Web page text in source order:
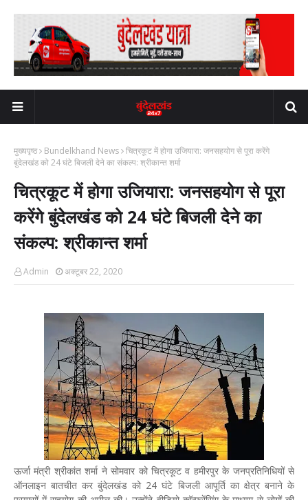
मुख्यपृष्ठ Bundelkhand News चित्रकूट में होगा उजियारा: जनसहयोग से पूरा करेंगे
बुंदेलखंड को 24 घंटे बिजली देने का संकल्प: श्रीकान्त शर्मा
चित्रकूट में होगा उजियारा: जनसहयोग से पूरा
करेंगे बुंदेलखंड को 24 घंटे बिजली देने का
संकल्प: श्रीकान्त शर्मा
Admin अक्टूबर 22, 2020
ऊर्जा मंत्री श्रीकांत शर्मा ने सोमवार को चित्रकूट व हमीरपुर के जनप्रतिनिधियों से
ऑनलाइन बातचीत कर बुंदेलखंड को 24 घंटे बिजली आपूर्ति का क्षेत्र बनाने के